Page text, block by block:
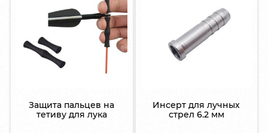
Защита пальцев на
тетиву для лука
Инсерт для лучных
стрел 6.2 мм